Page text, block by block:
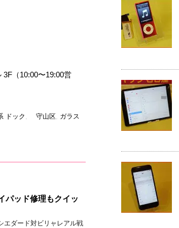
（10:00〜19:00営
ドック , 守山区, ガラス
パッド修理もクイッ
エダード対ビリャレアル戦